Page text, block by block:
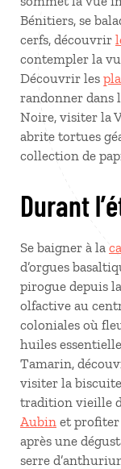
Bénitiers, se
cerfs, découvrir
contempler la
Découvrir les
randonner dans
Noire, visiter la
abrite tortues
collection de
Durant
Se baigner à la
d’orgues
pirogue depuis
olfactive au
coloniales où
huiles
Tamarin,
visiter la
tradition vieille
Aubin et profiter
après une
serre